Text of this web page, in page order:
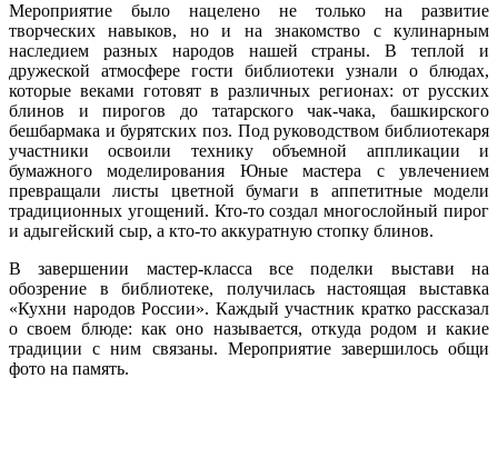
Мероприятие было нацелено не только на развитие
творческих навыков, но и на знакомство с кулинарным
наследием разных народов нашей страны. В теплой и
дружеской атмосфере гости библиотеки узнали о блюдах,
которые веками готовят в различных регионах: от русских
блинов и пирогов до татарского чак-чака, башкирского
бешбармака и бурятских поз. Под руководством библиотекаря
участники освоили технику объемной аппликации и
бумажного моделирования Юные мастера с увлечением
превращали листы цветной бумаги в аппетитные модели
традиционных угощений. Кто-то создал многослойный пирог
и адыгейский сыр, а кто-то аккуратную стопку блинов.
В завершении мастер-класса все поделки выстави на
обозрение в библиотеке, получилась настоящая выставка
«Кухни народов России». Каждый участник кратко рассказал
о своем блюде: как оно называется, откуда родом и какие
традиции с ним связаны. Мероприятие завершилось общи
фото на память.